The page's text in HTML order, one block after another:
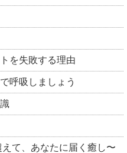
を失敗する理由
呼吸しましょう
て、あなたに届く癒し〜